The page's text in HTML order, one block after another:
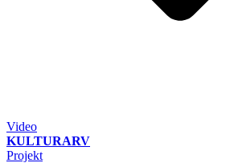
Video
KULTURARV
Projekt